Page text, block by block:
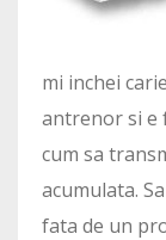
mi inchei
antrenor si e
cum sa
acumulata.
fata de un